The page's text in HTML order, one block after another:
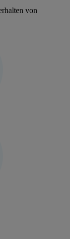
von